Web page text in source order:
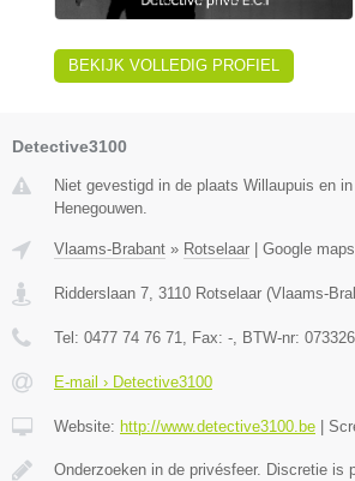
BEKIJK VOLLEDIG PROFIEL
Detective3100
Niet gevestigd in de plaats Willaupuis en
Henegouwen.
Vlaams-Brabant » Rotselaar Google maps
Ridderslaan 7 3110 Rotselaar (Vlaams-
Tel: 0477 74 76 71 , Fax: - , BTW-nr:
E-mail › Detective3100
Website: http://www.detective3100.be
Onderzoeken in de privésfeer. Discretie is